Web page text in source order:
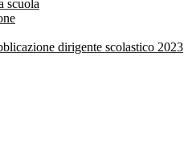
scuola
dirigente scolastico 2023